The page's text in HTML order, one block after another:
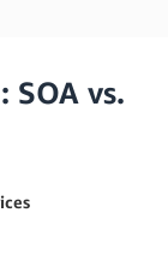
SOA vs.